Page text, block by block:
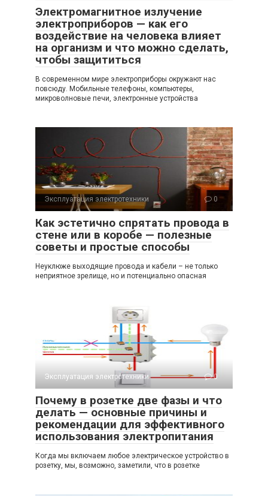
Электромагнитное излучение
электроприборов — как его
воздействие на человека влияет
на организм и что можно сделать,
чтобы защититься
В современном мире электроприборы окружают нас
повсюду. Мобильные телефоны, компьютеры,
микроволновые печи, электронные устройства
Эксплуатация электротехники 0
Как эстетично спрятать провода в
стене или в коробе — полезные
советы и простые способы
Неуклюже выходящие провода и кабели – не только
неприятное зрелище, но и потенциально опасная
Эксплуатация электротехники 0
Почему в розетке две фазы и что
делать — основные причины и
рекомендации для эффективного
использования электропитания
Когда мы включаем любое электрическое устройство в
розетку, мы, возможно, заметили, что в розетке